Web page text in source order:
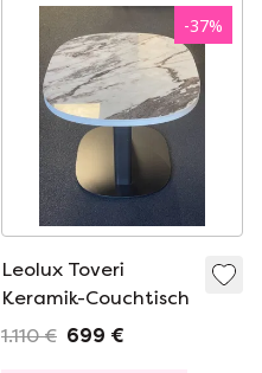
-37%
Leolux Toveri
Keramik-Couchtisch
1.110 € 699 €